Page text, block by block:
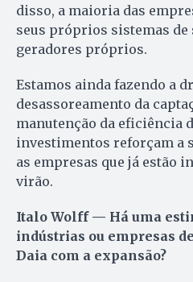
disso, a maioria das
seus próprios sistemas de
geradores próprios.
Estamos ainda fazendo a
desassoreamento da
manutenção da eficiência
investimentos reforçam a
as empresas que já estão
virão.
Italo Wolff — Há uma
indústrias ou empresas
Daia com a expansão?